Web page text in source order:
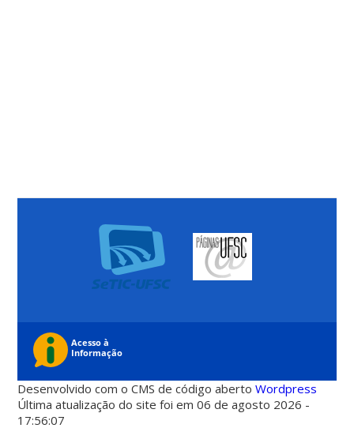
Desenvolvido com o CMS de código abertoWordpress
Última atualização do site foi em 06 de agosto 2026 -
17:56:07